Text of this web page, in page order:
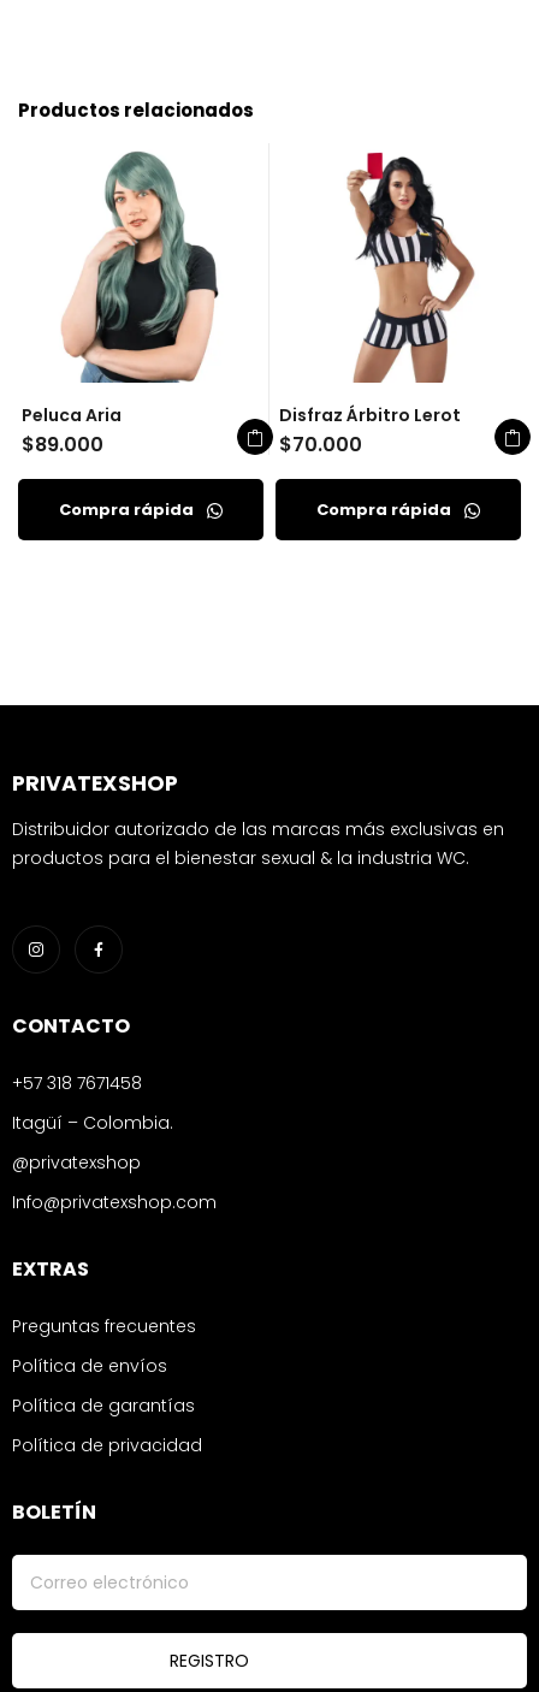
Productos relacionados
Peluca Aria
$89.000
Compra rápida
Disfraz Árbitro Lerot
$70.000
Compra rápida
PRIVATEXSHOP
Distribuidor autorizado de las marcas más exclusivas en
productos para el bienestar sexual & la industria WC.
CONTACTO
+57 318 7671458
Itagüí – Colombia.
@privatexshop
Info@privatexshop.com
EXTRAS
Preguntas frecuentes
Política de envíos
Política de garantías
Política de privacidad
BOLETÍN